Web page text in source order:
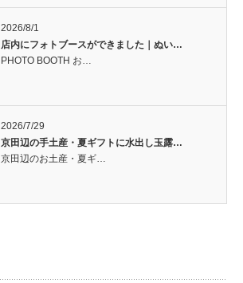
2026/8/1
店内にフォトブースができました｜ぬい…
PHOTO BOOTH お…
2026/7/29
京田辺の手土産・夏ギフトに水出し玉露…
京田辺のお土産・夏ギ…